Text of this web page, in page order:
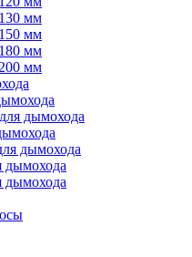
мм
мм
мм
мм
дымохода
дымохода
дымохода
дымохода